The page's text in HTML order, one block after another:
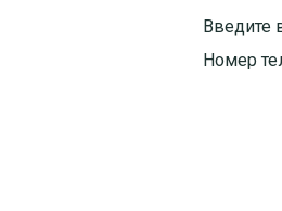
Введите
Номер